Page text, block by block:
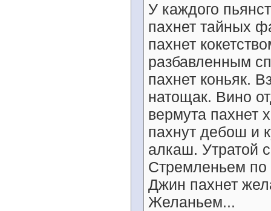
У каждого
пахнет тайных
пахнет
разбавленным
пахнет коньяк.
натощак. Вино
вермута пахнет
пахнут дебош и
алкаш. Утратой
Стремленьем по
Джин пахнет
Желаньем...